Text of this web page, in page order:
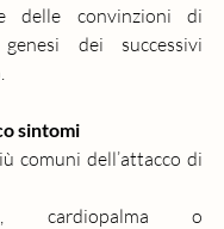
delle convinzioni di
dei successivi
sintomi
comuni dell’attacco di
cardiopalma o